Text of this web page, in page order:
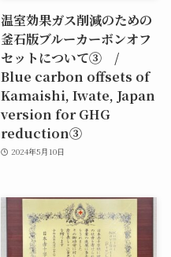
温室効果ガス削減のための
釜石版ブルーカーボンオフ
セットについて③ /
Blue carbon offsets of
Kamaishi, Iwate, Japan
version for GHG
reduction③
2024年5月10日